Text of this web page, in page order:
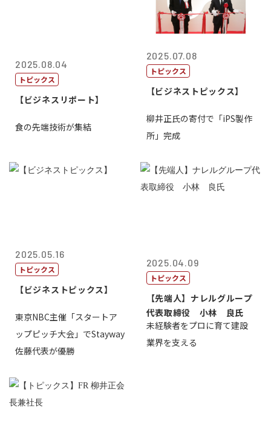
2025.08.04
トピックス
【ビジネスリポート】
食の先端技術が集結
2025.07.08
トピックス
【ビジネストピックス】
柳井正氏の寄付で「iPS製作
所」完成
2025.05.16
トピックス
【ビジネストピックス】
東京NBC主催「スタートア
ップピッチ大会」でStayway
佐藤代表が優勝
2025.04.09
トピックス
【先端人】ナレルグループ
代表取締役 小林 良氏
未経験者をプロに育て建設
業界を支える